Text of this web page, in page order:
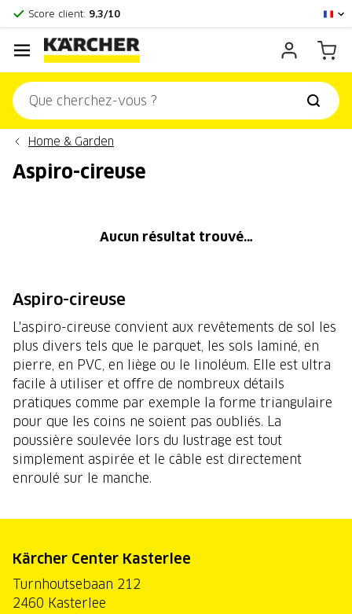
Score client: 9,3/10
Home & Garden
Aspiro-cireuse
Aucun résultat trouvé…
Aspiro-cireuse
L'aspiro-cireuse convient aux revêtements de sol les
plus divers tels que le parquet, les sols laminé, en
pierre, en PVC, en liège ou le linoléum. Elle est ultra
facile à utiliser et offre de nombreux détails
pratiques comme par exemple la forme triangulaire
pour que les coins ne soient pas oubliés. La
poussière soulevée lors du lustrage est tout
simplement aspirée et le câble est directement
enroulé sur le manche.
Kärcher Center Kasterlee
Turnhoutsebaan 212
2460 Kasterlee